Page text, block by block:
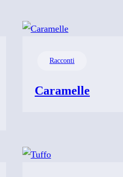
Racconti
Caramelle